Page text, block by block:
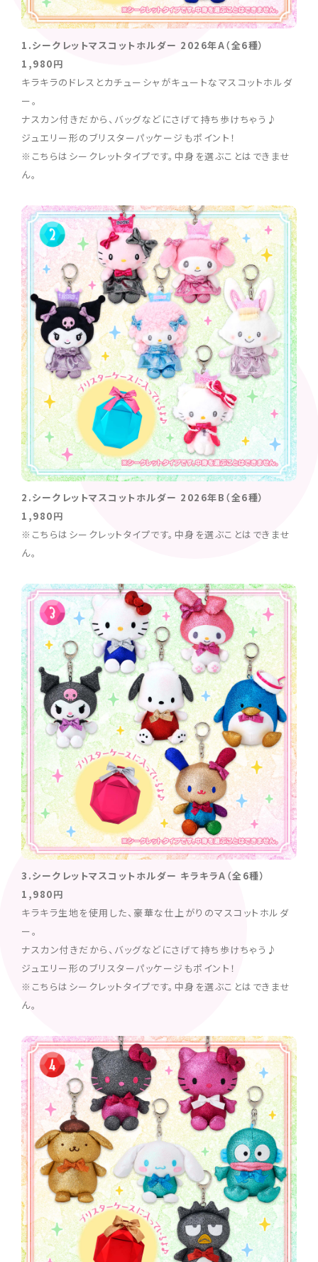
1.シークレットマスコットホルダー 2026年A（全6種）
1,980円
キラキラのドレスとカチューシャがキュートなマスコットホルダ
ー。
ナスカン付きだから、バッグなどにさげて持ち歩けちゃう♪
ジュエリー形のブリスターパッケージもポイント！
※こちらはシークレットタイプです。中身を選ぶことはできませ
ん。
2.シークレットマスコットホルダー 2026年B（全6種）
1,980円
※こちらはシークレットタイプです。中身を選ぶことはできませ
ん。
3.シークレットマスコットホルダー キラキラA（全6種）
1,980円
キラキラ生地を使用した、豪華な仕上がりのマスコットホルダ
ー。
ナスカン付きだから、バッグなどにさげて持ち歩けちゃう♪
ジュエリー形のブリスターパッケージもポイント！
※こちらはシークレットタイプです。中身を選ぶことはできませ
ん。